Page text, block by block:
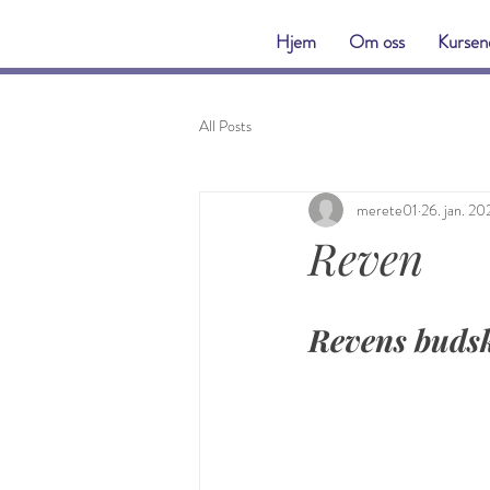
Hjem Om oss
All Posts
Reven
merete01 26. jan.
Revens